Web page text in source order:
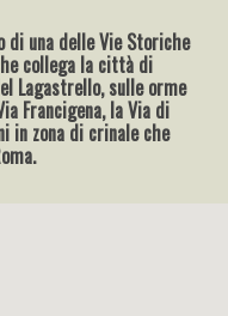
di una delle Vie Storiche
collega la città di
Lagastrello, sulle orme
Francigena, la Via di
in zona di crinale che